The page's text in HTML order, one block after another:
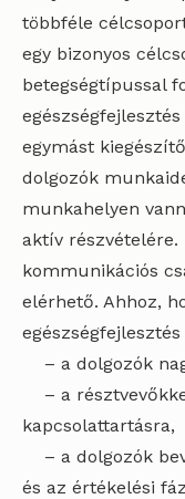
többféle
egy bizonyos
betegségtípussal
egymást
dolgozók
munkahelyen
aktív részvételére.
kommunikációs
elérhető. Ahhoz,
– a dolgozók
– a
kapcsolattartásra,
– a dolgozók
és az értékelési